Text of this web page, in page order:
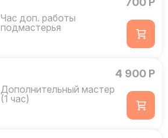
Час доп. работы
подмастерья
Дополнительный мастер
(1 час)
4 900 Р